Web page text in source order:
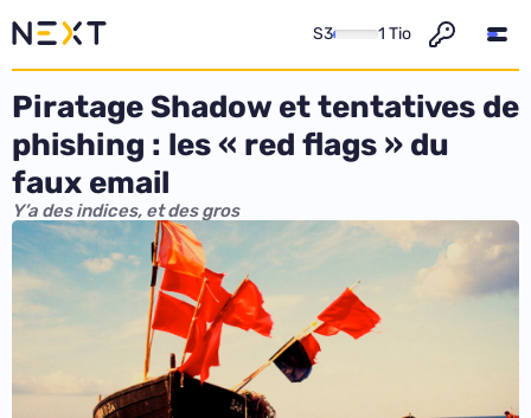
S3 1 Tio
Piratage Shadow et tentatives de
phishing : les « red flags » du
faux email
Y’a des indices, et des gros